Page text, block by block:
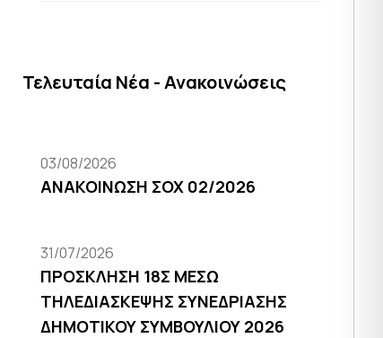
Τελευταία Νέα - Ανακοινώσεις
03/08/2026
ΑΝΑΚΟΙΝΩΣΗ ΣΟΧ 02/2026
31/07/2026
ΠΡΟΣΚΛΗΣΗ 18Σ ΜΕΣΩ
ΤΗΛΕΔΙΑΣΚΕΨΗΣ ΣΥΝΕΔΡΙΑΣΗΣ
ΔΗΜΟΤΙΚΟΥ ΣΥΜΒΟΥΛΙΟΥ 2026